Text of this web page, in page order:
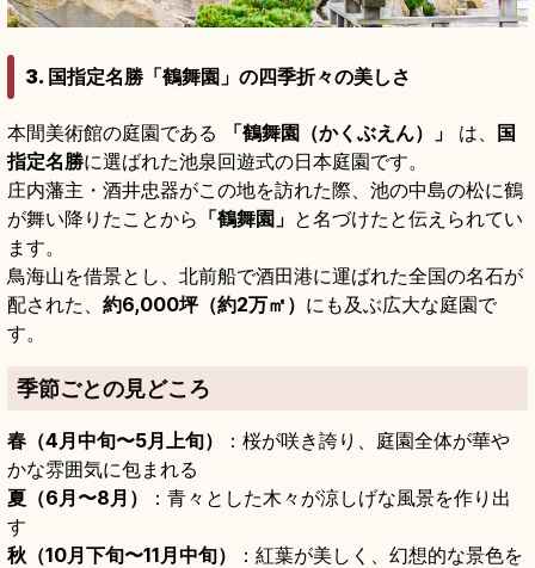
3. 国指定名勝「鶴舞園」の四季折々の美しさ
本間美術館の庭園である 「鶴舞園（かくぶえん）」 は、 国
指定名勝に選ばれた池泉回遊式の日本庭園です。
庄内藩主・酒井忠器がこの地を訪れた際、池の中島の松に鶴
が舞い降りたことから 「鶴舞園」 と名づけたと伝えられてい
ます。
鳥海山を借景とし、北前船で酒田港に運ばれた全国の名石が
配された、 約6,000坪（約2万㎡） にも及ぶ広大な庭園で
す。
季節ごとの見どころ
春（4月中旬〜5月上旬）
：桜が咲き誇り、庭園全体が華や
かな雰囲気に包まれる
夏（6月〜8月）
：青々とした木々が涼しげな風景を作り出
す
秋（10月下旬〜11月中旬）
：紅葉が美しく、幻想的な景色を